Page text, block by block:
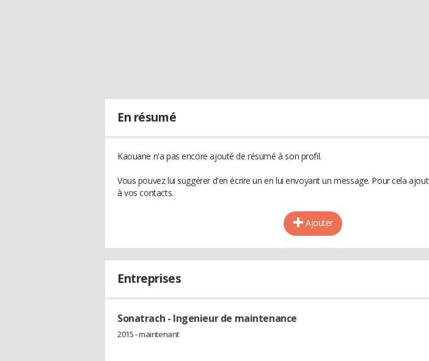
En résumé
Kaouane n'a pas encore ajouté de résumé à son profil.
Vous pouvez lui suggérer d'en écrire un en lui envoyant un message. Pour cela
à vos contacts.
Ajouter
Entreprises
Sonatrach - Ingenieur de maintenance
2015 - maintenant